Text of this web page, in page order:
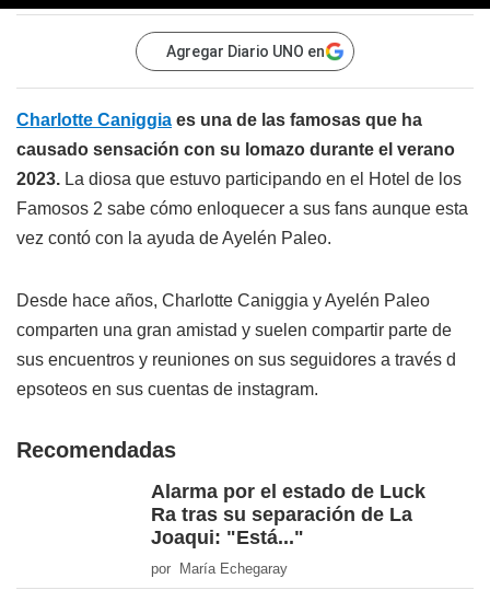
Agregar Diario UNO en
Charlotte Caniggia es una de las famosas que ha
causado sensación con su lomazo durante el verano
2023. La diosa que estuvo participando en el Hotel de los
Famosos 2 sabe cómo enloquecer a sus fans aunque esta
vez contó con la ayuda de Ayelén Paleo.
Desde hace años, Charlotte Caniggia y Ayelén Paleo
comparten una gran amistad y suelen compartir parte de
sus encuentros y reuniones on sus seguidores a través d
epsoteos en sus cuentas de instagram.
Recomendadas
Alarma por el estado de Luck
Ra tras su separación de La
Joaqui: "Está..."
por María Echegaray